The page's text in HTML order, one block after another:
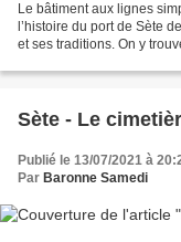
Le bâtiment aux lignes
l’histoire du port de Sète
et ses traditions. On y
Sète - Le
Publié le 13/07/2021 à
Par Baronne Samedi